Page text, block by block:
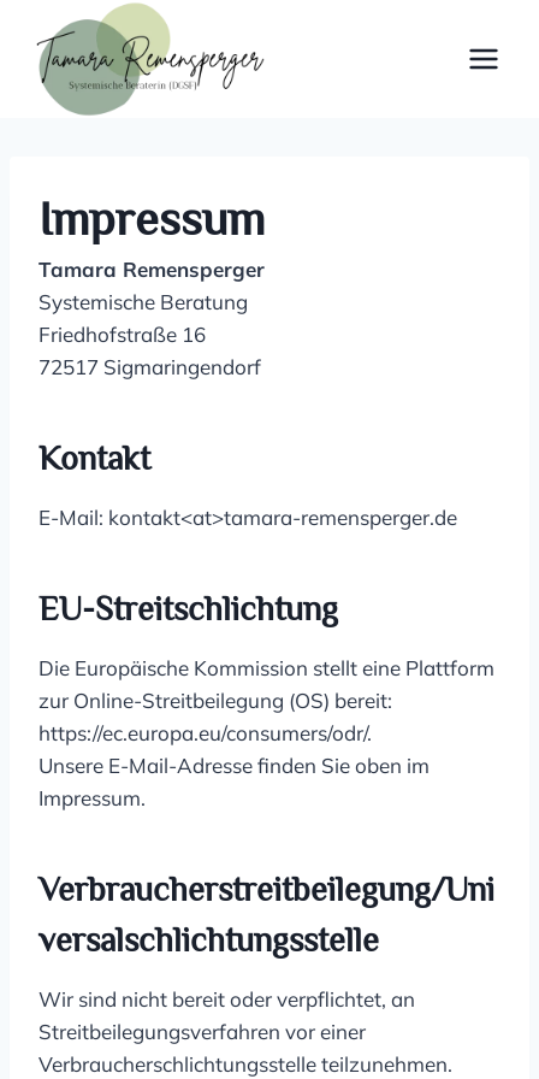
Inhalt
springen
Impressum
Tamara Remensperger
Systemische Beratung
Friedhofstraße 16
72517 Sigmaringendorf
Kontakt
E-Mail: kontakt<at>tamara-remensperger.de
EU-Streitschlichtung
Die Europäische Kommission stellt eine Plattform
zur Online-Streitbeilegung (OS) bereit:
https://ec.europa.eu/consumers/odr/.
Unsere E-Mail-Adresse finden Sie oben im
Impressum.
Verbraucherstreitbeilegung/Uni
Versalschlichtungsstelle
Wir sind nicht bereit oder verpflichtet, an
Streitbeilegungsverfahren vor einer
Verbraucherschlichtungsstelle teilzunehmen.